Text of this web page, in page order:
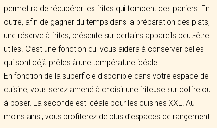
permettra de récupérer les frites qui tombent des paniers. En
outre, afin de gagner du temps dans la préparation des plats,
une réserve à frites, présente sur certains appareils peut-être
utiles. C’est une fonction qui vous aidera à conserver celles
qui sont déjà prêtes à une température idéale.
En fonction de la superficie disponible dans votre espace de
cuisine, vous serez amené à choisir une friteuse sur coffre ou
à poser. La seconde est idéale pour les cuisines XXL. Au
moins ainsi, vous profiterez de plus d’espaces de rangement.